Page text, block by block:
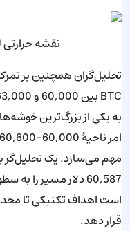
نقشه
به یکی از بزرگ‌ترین
مهم می‌سازد. یک تحلیل‌گر
60,587 دلار مسیر
قرار دهد.